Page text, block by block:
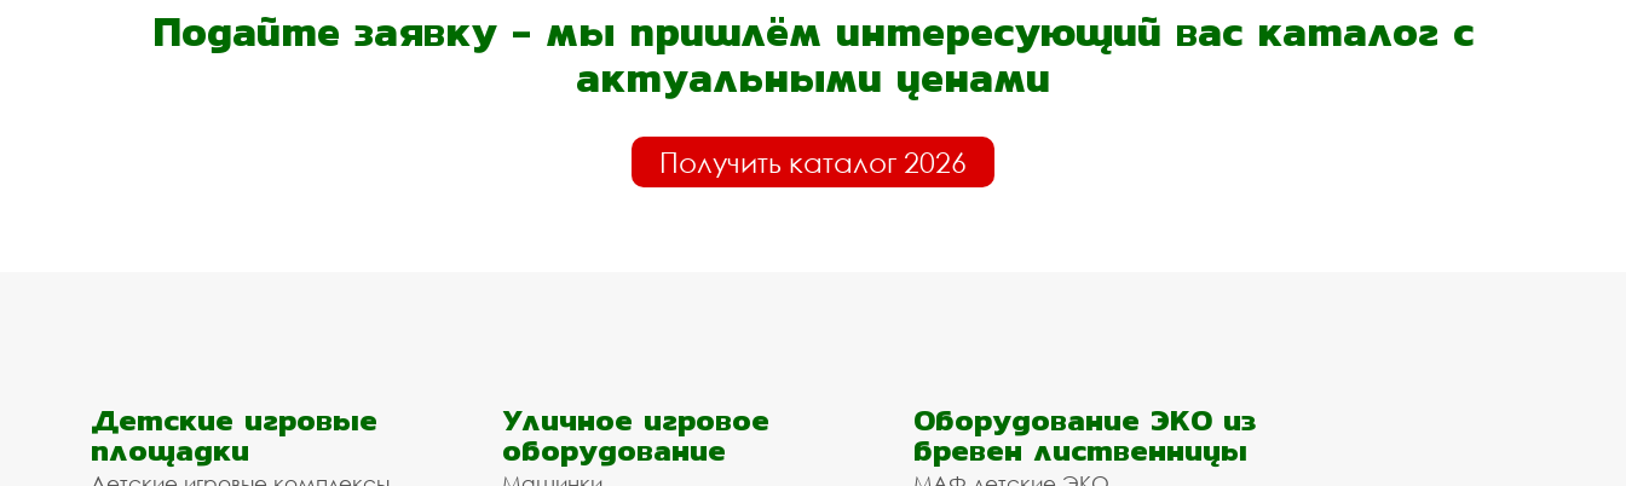
Подайте заявку - мы пришлём интересующий вас каталог с
актуальными ценами
Получить каталог 2026
Детские игровые
площадки
Уличное игровое
оборудование
Оборудование ЭКО из
бревен лиственницы